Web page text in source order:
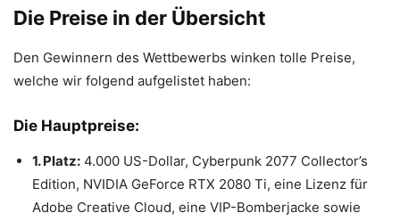
Die Preise in der Übersicht
Den Gewinnern des Wettbewerbs winken tolle Preise,
welche wir folgend aufgelistet haben:
Die Hauptpreise:
1. Platz: 4.000 US-Dollar, Cyberpunk 2077 Collector’s
Edition, NVIDIA GeForce RTX 2080 Ti, eine Lizenz für
Adobe Creative Cloud, eine VIP-Bomberjacke sowie